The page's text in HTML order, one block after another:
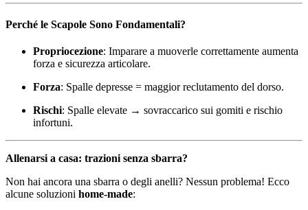
Perché le Scapole Sono Fondamentali?
Propriocezione: Imparare a muoverle correttamente aumenta
forza e sicurezza articolare.
Forza: Spalle depresse = maggior reclutamento del dorso.
Rischi: Spalle elevate → sovraccarico sui gomiti e rischio
infortuni.
Allenarsi a casa: trazioni senza sbarra?
Non hai ancora una sbarra o degli anelli? Nessun problema! Ecco
alcune soluzioni home-made: